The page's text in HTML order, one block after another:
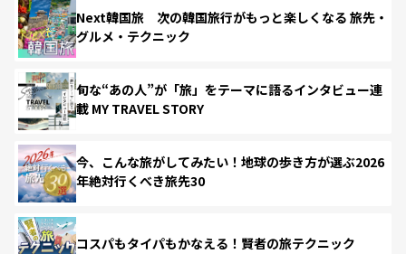
Next韓国旅 次の韓国旅行がもっと楽しくなる 旅先・
グルメ・テクニック
旬な“あの人”が「旅」をテーマに語るインタビュー連
載 MY TRAVEL STORY
今、こんな旅がしてみたい！地球の歩き方が選ぶ2026
年絶対行くべき旅先30
コスパもタイパもかなえる！賢者の旅テクニック